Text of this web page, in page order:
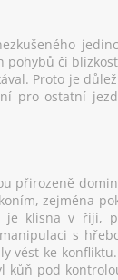
pohybů či
Proto je
pro ostatní
přirozeně
zejména
je klisna v říji,
s
vést ke
pod